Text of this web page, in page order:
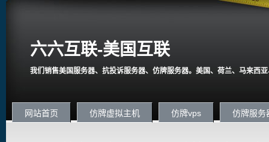
六六互联-美国互联
我们销售美国服务器、抗投诉服务器、仿牌服务器。美国、荷兰、马来西
网站首页 仿牌虚拟主机 仿牌vps 仿牌服务